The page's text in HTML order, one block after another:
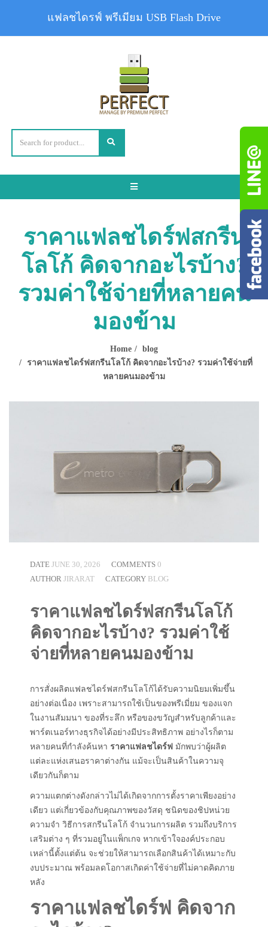
Toggle
ราคาแฟลชไดร์ฟสกรีน
โลโก้ คิดจากอะไรบ้าง?
รวมค่าใช้จ่ายที่หลายคน
มองข้าม
Home
blog
ราคาแฟลชไดร์ฟสกรีนโลโก้ คิดจากอะไรบ้าง? รวมค่าใช้จ่ายที่
หลายคนมองข้าม
DATE JUNE 30, 2026 COMMENTS 0
AUTHOR JIRARAT CATEGORY BLOG
ราคาแฟลชไดร์ฟสกรีนโลโก้
คิดจากอะไรบ้าง? รวมค่าใช้
จ่ายที่หลายคนมองข้าม
การสั่งผลิตแฟลชไดร์ฟสกรีนโลโก้ได้รับความนิยมเพิ่มขึ้น
อย่างต่อเนื่อง เพราะสามารถใช้เป็นของพรีเมี่ยม ของแจก
ในงานสัมมนา ของที่ระลึก หรือของขวัญสำหรับลูกค้าและ
พาร์ตเนอร์ทางธุรกิจได้อย่างมีประสิทธิภาพ อย่างไรก็ตาม
หลายคนที่กำลังค้นหา ราคาแฟลชไดร์ฟ มักพบว่าผู้ผลิต
แต่ละแห่งเสนอราคาต่างกัน แม้จะเป็นสินค้าในความจุ
เดียวกันก็ตาม
ความแตกต่างดังกล่าวไม่ได้เกิดจากการตั้งราคาเพียงอย่าง
เดียว แต่เกี่ยวข้องกับคุณภาพของวัสดุ ชนิดของชิปหน่วย
ความจำ วิธีการสกรีนโลโก้ จำนวนการผลิต รวมถึงบริการ
เสริมต่าง ๆ ที่รวมอยู่ในแพ็กเกจ หากเข้าใจองค์ประกอบ
เหล่านี้ตั้งแต่ต้น จะช่วยให้สามารถเลือกสินค้าได้เหมาะกับ
งบประมาณ พร้อมลดโอกาสเกิดค่าใช้จ่ายที่ไม่คาดคิดภาย
หลัง
ราคาแฟลชไดร์ฟ คิดจาก
แฟลชไดรฟ์ พรีเมียม USB Flash Drive